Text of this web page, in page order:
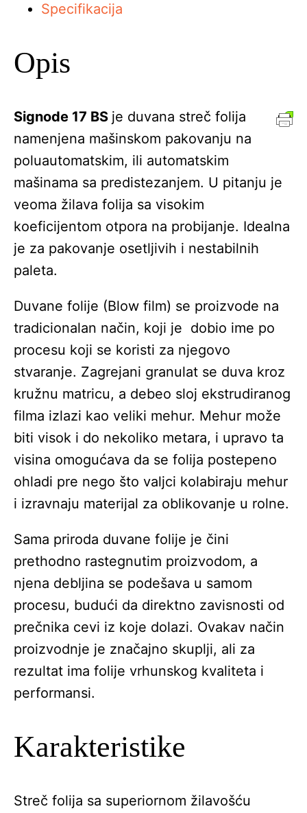
Specifikacija
Opis
Signode 17 BS je duvana streč folija
namenjena mašinskom pakovanju na
poluautomatskim, ili automatskim
mašinama sa predistezanjem. U pitanju je
veoma žilava folija sa visokim
koeficijentom otpora na probijanje. Idealna
je za pakovanje osetljivih i nestabilnih
paleta.
Duvane folije (Blow film) se proizvode na
tradicionalan način, koji je dobio ime po
procesu koji se koristi za njegovo
stvaranje. Zagrejani granulat se duva kroz
kružnu matricu, a debeo sloj ekstrudiranog
filma izlazi kao veliki mehur. Mehur može
biti visok i do nekoliko metara, i upravo ta
visina omogućava da se folija postepeno
ohladi pre nego što valjci kolabiraju mehur
i izravnaju materijal za oblikovanje u rolne.
Sama priroda duvane folije je čini
prethodno rastegnutim proizvodom, a
njena debljina se podešava u samom
procesu, budući da direktno zavisnosti od
prečnika cevi iz koje dolazi. Ovakav način
proizvodnje je značajno skuplji, ali za
rezultat ima folije vrhunskog kvaliteta i
performansi.
Karakteristike
Streč folija sa superiornom žilavošću